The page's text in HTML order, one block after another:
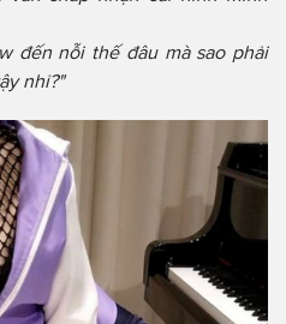
đến nỗi thế đâu mà sao phải
nhỉ?"